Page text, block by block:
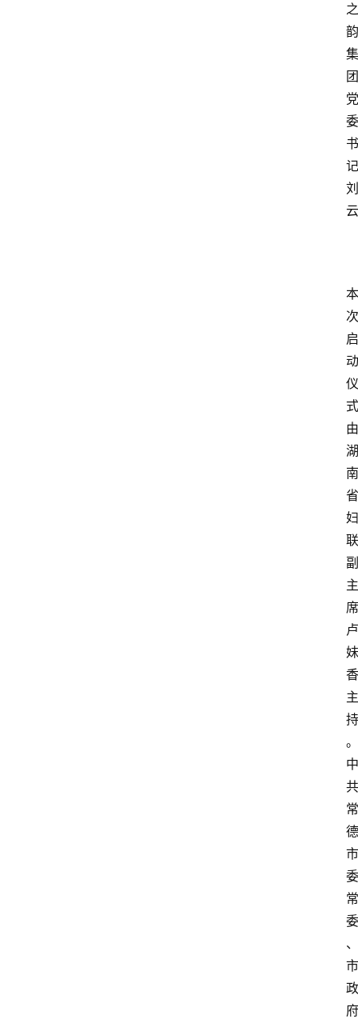
之
韵
集
团
党
委
书
记
刘
云
本
次
启
动
仪
式
由
湖
南
省
妇
联
副
主
席
卢
妹
香
主
持
。
中
共
常
德
市
委
常
委
、
市
政
府